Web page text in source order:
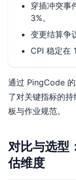
穿插冲突事
3%。
变更结算争
CPI 稳定在
通过 PingCode
了对关键指标的
板与作业规范。
对比与选型
估维度